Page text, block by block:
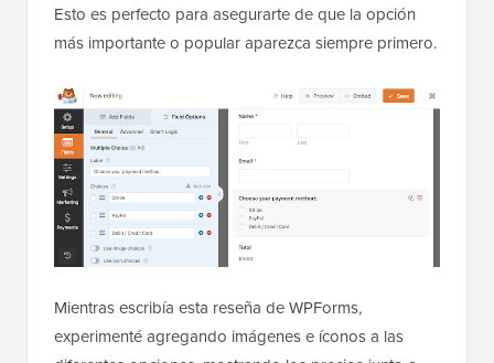
Esto es perfecto para asegurarte de que la opción
más importante o popular aparezca siempre primero.
Mientras escribía esta reseña de WPForms,
experimenté agregando imágenes e íconos a las